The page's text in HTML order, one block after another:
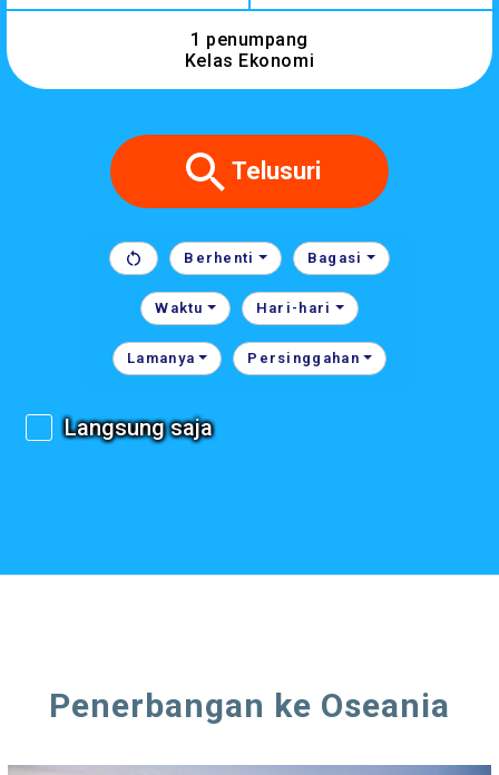
1 penumpang
Kelas Ekonomi
Telusuri
Berhenti Bagasi
Waktu Hari-hari
Lamanya Persinggahan
Langsung saja
Penerbangan ke Oseania